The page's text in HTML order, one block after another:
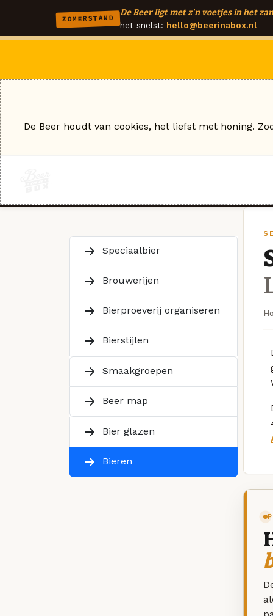
ZOMERSTAND
De Beer ligt met z'n voetjes in het
het snelst: hello@beerinabox.nl
Speciaalbier
Brouwerijen
Bierproeverij organiseren
Bierstijlen
Smaakgroepen
Beer map
Bier glazen
Bieren
De Beer houdt van cookies, het liefst met honing.